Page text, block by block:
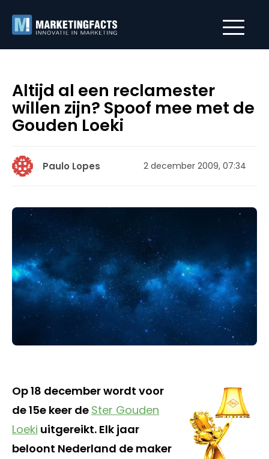
Altijd al een reclamester
willen zijn? Spoof mee met de
Gouden Loeki
Paulo Lopes 2 december 2009, 07:34
Op 18 december wordt voor
de 15e keer de Ster Gouden
Loeki uitgereikt. Elk jaar
beloont Nederland de maker